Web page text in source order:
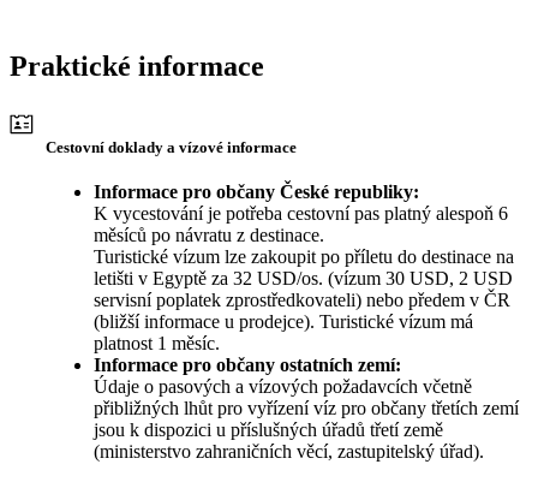
Praktické informace
Cestovní doklady a vízové informace
Informace pro občany České republiky:
K vycestování je potřeba cestovní pas platný alespoň 6
měsíců po návratu z destinace.
Turistické vízum lze zakoupit po příletu do destinace na
letišti v Egyptě za 32 USD/os. (vízum 30 USD, 2 USD
servisní poplatek zprostředkovateli) nebo předem v ČR
(bližší informace u prodejce). Turistické vízum má
platnost 1 měsíc.
Informace pro občany ostatních zemí:
Údaje o pasových a vízových požadavcích včetně
přibližných lhůt pro vyřízení víz pro občany třetích zemí
jsou k dispozici u příslušných úřadů třetí země
(ministerstvo zahraničních věcí, zastupitelský úřad).